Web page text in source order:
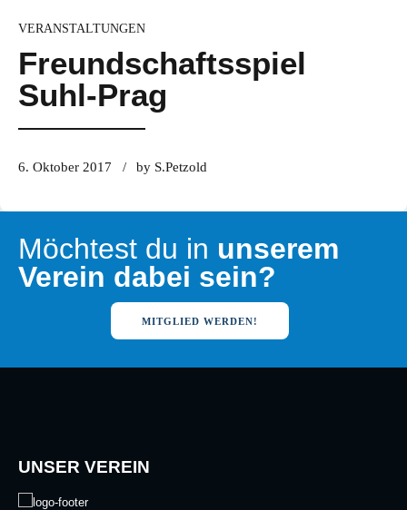
VERANSTALTUNGEN
Freundschaftsspiel
Suhl-Prag
6. Oktober 2017 by S.Petzold
Möchtest du in unserem
Verein dabei sein?
MITGLIED WERDEN!
UNSER VEREIN